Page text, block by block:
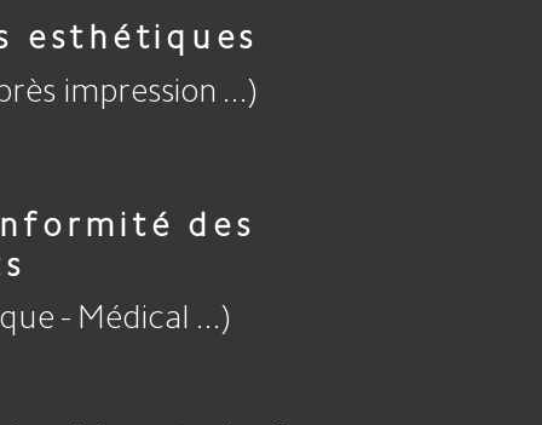
esthétiques
impression ...)
des
- Médical ...)